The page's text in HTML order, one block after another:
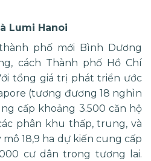
Lumi Hanoi
phố mới Bình Dương
cách Thành phố Hồ Chí
tổng giá trị phát triển ước
(tương đương 18 nghìn
cấp khoảng 3.500 căn hộ
phân khu thấp, trung, và
18,9 ha dự kiến cung cấp
cư dân trong tương lai.